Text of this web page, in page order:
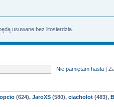
usuwane bez litosierdzia.
Nie pamiętam hasła |
(624), JaroXS (580), ciacholot (483),